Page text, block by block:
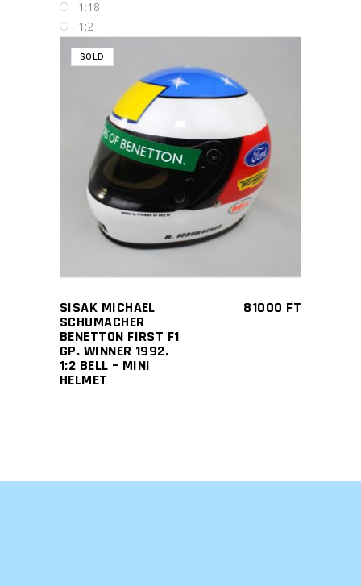
1:18
1:2
SOLD
READ MORE
SISAK MICHAEL
SCHUMACHER
BENETTON FIRST F1
GP. WINNER 1992.
1:2 BELL – MINI
HELMET
81000 FT